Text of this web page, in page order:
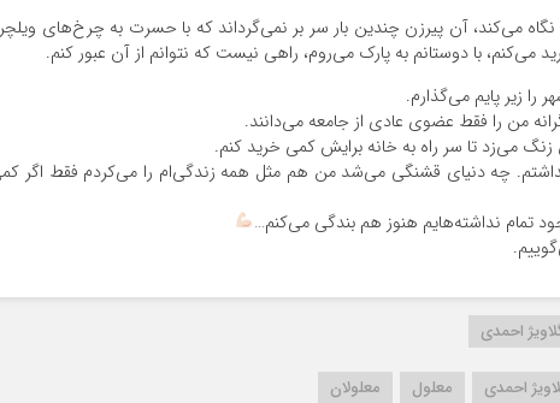
نگاه می‌کند، آن پیرزن چندین بار سر بر نمی‌گرداند که با حسرت به چرخ‌های
با دوستانم به پارک می‌روم، راهی نیست که نتوانم از آن عبور کنم.
را زیر پایم می‌گذارم.
من را فقط عضوی عادی از جامعه می‌دانند.
می‌زد تا سر راه به خانه برایش کمی خرید کنم.
چه دنیای قشنگی می‌شد من هم مثل همه زندگی‌ام را می‌کردم فقط اگر
تمام نداشته‌هایم هنوز هم بندگی می‌کنم…
احمدی
احمدی معلول معلولان